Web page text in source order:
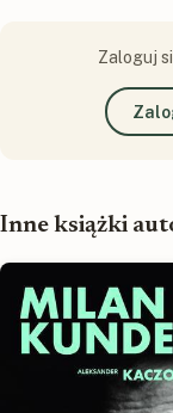
Zaloguj
Inne książki